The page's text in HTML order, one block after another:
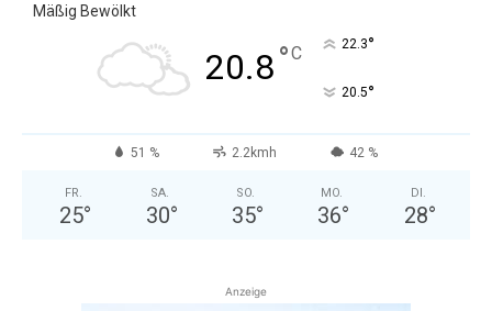
Mäßig Bewölkt
20.8°C 22.3°
20.5°
51 % 2.2kmh 42 %
FR.
25°
SA.
30°
SO.
35°
MO.
36°
DI.
28°
Anzeige